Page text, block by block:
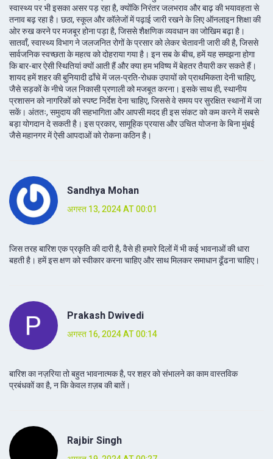
स्वास्थ्य पर भी इसका असर पड़ रहा है, क्योंकि निरंतर जलभराव और बाढ़ की भयावहता से
तनाव बढ़ रहा है। छठा, स्कूल और कॉलेजों में पढ़ाई जारी रखने के लिए ऑनलाइन शिक्षा की
ओर रुख करने पर मजबूर होना पड़ा है, जिससे शैक्षणिक व्यवधान का जोखिम बढ़ा है।
सातवाँ, स्वास्थ्य विभाग ने जलजनित रोगों के प्रसार को लेकर चेतावनी जारी की है, जिससे
सार्वजनिक स्वच्छता के महत्व को दोहराया गया है। इन सब के बीच, हमें यह समझना होगा
कि बार-बार ऐसी स्थितियां क्यों आती हैं और क्या हम भविष्य में बेहतर तैयारी कर सकते हैं।
शायद हमें शहर की बुनियादी ढाँचे में जल-प्रति-रोधक उपायों को प्राथमिकता देनी चाहिए,
जैसे सड़कों के नीचे जल निकासी प्रणाली को मजबूत करना। इसके साथ ही, स्थानीय
प्रशासन को नागरिकों को स्पष्ट निर्देश देना चाहिए, जिससे वे समय पर सुरक्षित स्थानों में जा
सकें। अंततः, समुदाय की सहभागिता और आपसी मदद ही इस संकट को कम करने में सबसे
बड़ा योगदान दे सकती है। इस प्रकार, सामूहिक प्रयास और उचित योजना के बिना मुंबई
जैसे महानगर में ऐसी आपदाओं को रोकना कठिन है।
Sandhya Mohan
अगस्त 13, 2024 AT 00:01
जिस तरह बारिश एक प्रकृति की दारी है, वैसे ही हमारे दिलों में भी कई भावनाओं की धारा
बहती है। हमें इस क्षण को स्वीकार करना चाहिए और साथ मिलकर समाधान ढूँढना चाहिए।
Prakash Dwivedi
अगस्त 16, 2024 AT 00:14
बारिश का नज़रिया तो बहुत भावनात्मक है, पर शहर को संभालने का काम वास्तविक
प्रबंधकों का है, न कि केवल ग़ज़ब की बातें।
Rajbir Singh